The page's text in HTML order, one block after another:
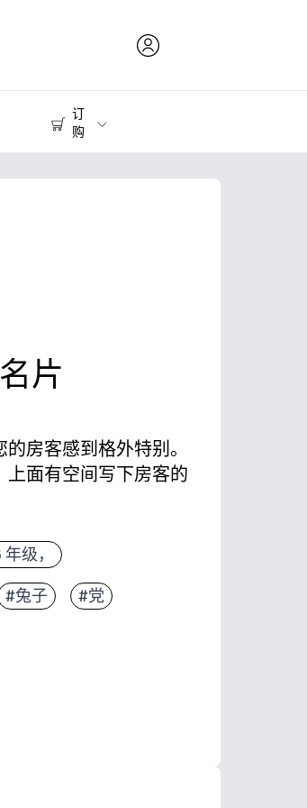
订
购
打印机
片
房客感到格外特别。
面有空间写下房客的
切、折叠和摆好桌子即可
的小兔子旁边都有自己的名字被人
孩子安顿下来，简化食用过程，并
级，
#兔子 #党